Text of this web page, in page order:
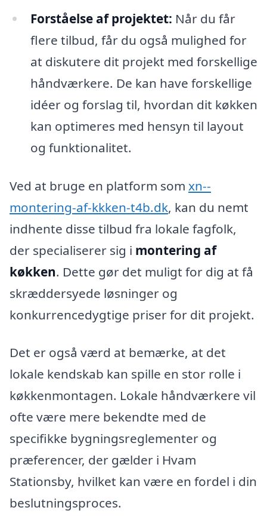
Forståelse af projektet: Når du får
flere tilbud, får du også mulighed for
at diskutere dit projekt med forskellige
håndværkere. De kan have forskellige
idéer og forslag til, hvordan dit køkken
kan optimeres med hensyn til layout
og funktionalitet.
Ved at bruge en platform som xn--
montering-af-kkken-t4b.dk, kan du nemt
indhente disse tilbud fra lokale fagfolk,
der specialiserer sig i montering af
køkken. Dette gør det muligt for dig at få
skræddersyede løsninger og
konkurrencedygtige priser for dit projekt.
Det er også værd at bemærke, at det
lokale kendskab kan spille en stor rolle i
køkkenmontagen. Lokale håndværkere vil
ofte være mere bekendte med de
specifikke bygningsreglementer og
præferencer, der gælder i Hvam
Stationsby, hvilket kan være en fordel i din
beslutningsproces.